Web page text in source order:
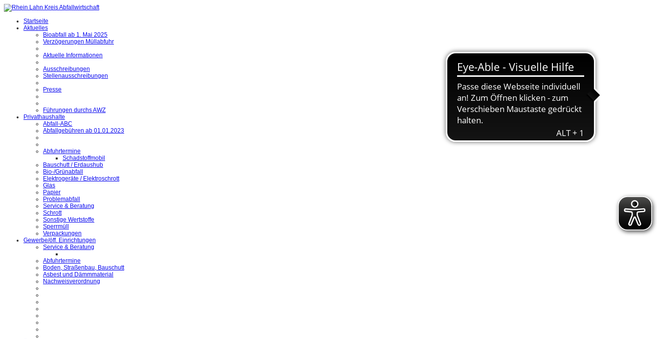
Startseite
Aktuelles
Bioabfall ab 1. Mai 2025
Verzögerungen Müllabfuhr
Aktuelle Informationen
Ausschreibungen
Stellenausschreibungen
Presse
Führungen durchs AWZ
Privathaushalte
Abfall-ABC
Abfallgebühren ab 01.01.2023
Abfuhrtermine
Schadstoffmobil
Bauschutt / Erdaushub
Bio-/Grünabfall
Elektrogeräte / Elektroschrott
Glas
Papier
Problemabfall
Service & Beratung
Schrott
Sonstige Wertstoffe
Sperrmüll
Verpackungen
Gewerbe/öff. Einrichtungen
Service & Beratung
Abfuhrtermine
Boden, Straßenbau, Bauschutt
Asbest und Dämmmaterial
Nachweisverordnung